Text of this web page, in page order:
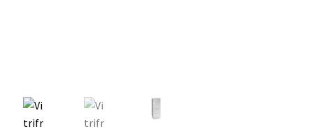
Kühl- Gefrierkombinationen